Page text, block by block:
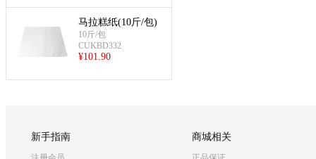
马拉糕纸(10斤/包)
10斤/包
CUKBD332
¥101.90
新手指南 商城相关